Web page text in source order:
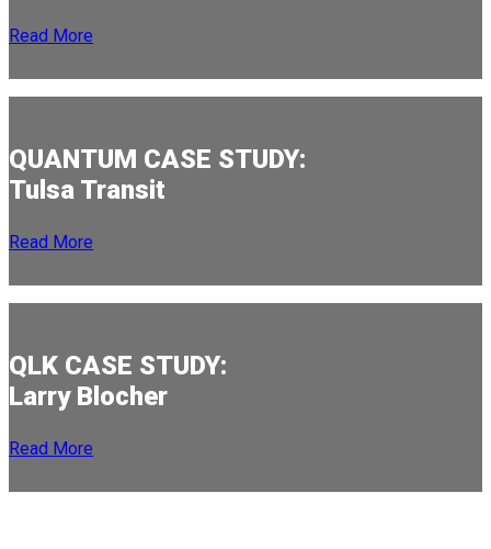
Read More
QUANTUM CASE STUDY:
Tulsa Transit
Read More
QLK CASE STUDY:
Larry Blocher
Read More